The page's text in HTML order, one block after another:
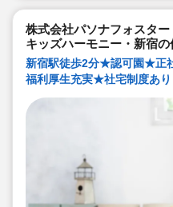
株式会社パソナフォスター
キッズハーモニー・新宿の
新宿駅徒歩2分★認可園★
福利厚生充実★社宅制度あり